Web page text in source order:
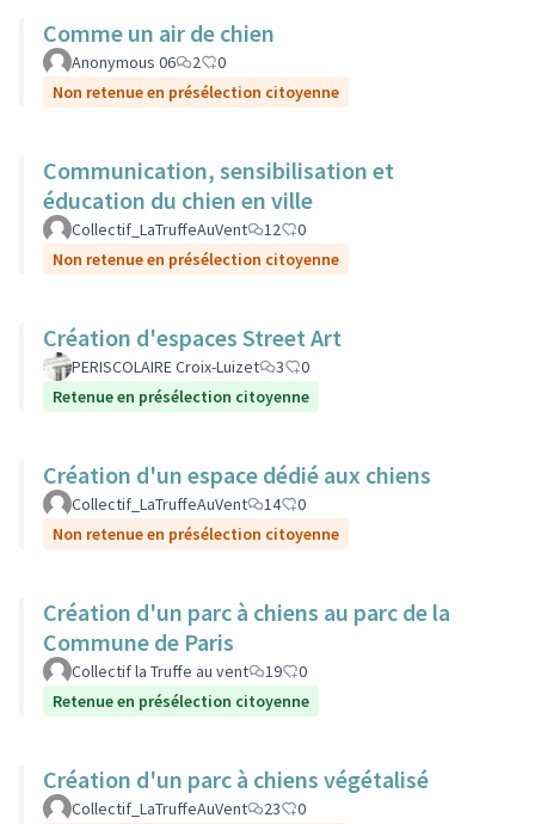
Comme un air de chien
Anonymous 06 2
0
Non retenue en présélection citoyenne
Communication, sensibilisation et
éducation du chien en ville
Collectif_LaTruffeAuVent 12
0
Non retenue en présélection citoyenne
Création d'espaces Street Art
PERISCOLAIRE Croix-Luizet 3
0
Retenue en présélection citoyenne
Création d'un espace dédié aux chiens
Collectif_LaTruffeAuVent 14
0
Non retenue en présélection citoyenne
Création d'un parc à chiens au parc de la
Commune de Paris
Collectif la Truffe au vent 19
0
Retenue en présélection citoyenne
Création d'un parc à chiens végétalisé
Collectif_LaTruffeAuVent 23 0